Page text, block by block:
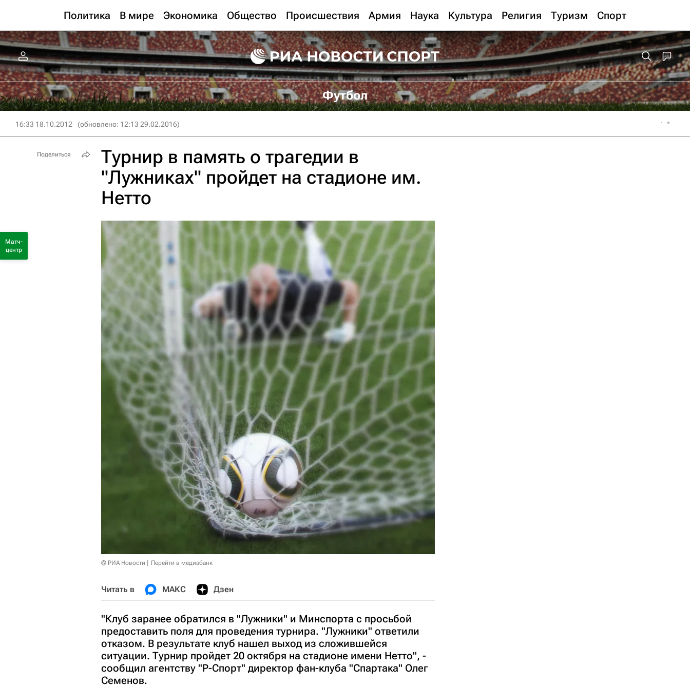
Политика В мире Экономика Общество Происшествия Армия Наука Культура Религия Туризм Спорт
Футбол
16:33 18.10.2012 (обновлено: 12:13 29.02.2016)
Турнир в память о трагедии в
"Лужниках" пройдет на стадионе им.
Нетто
© РИА Новости Перейти в медиабанк
Читать в МАКС Дзен
"Клуб заранее обратился в "Лужники" и Минспорта с просьбой
предоставить поля для проведения турнира. "Лужники" ответили
отказом. В результате клуб нашел выход из сложившейся
ситуации. Турнир пройдет 20 октября на стадионе имени Нетто", -
сообщил агентству "Р-Спорт" директор фан-клуба "Спартака" Олег
Семенов.
Поделиться
Матч-
центр